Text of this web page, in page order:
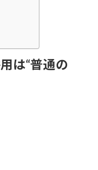
は“普通の